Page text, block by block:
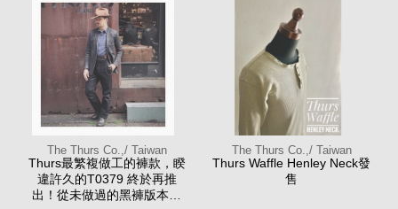
The Thurs Co.,/ Taiwan
Thurs最繁複做工的褲款，睽
違許久的T0379 終於再推
出！從未做過的黑褲版本，
The Thurs Co.,/ Taiwan
Thurs Waffle Henley Neck發
售